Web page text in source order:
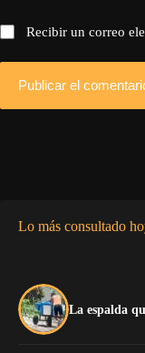
Recibir un correo
Publicar el
Lo más consultado
La espalda